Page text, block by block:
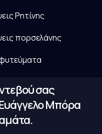
Ρητίνης
πορσελάνης
σας
Μπόρα